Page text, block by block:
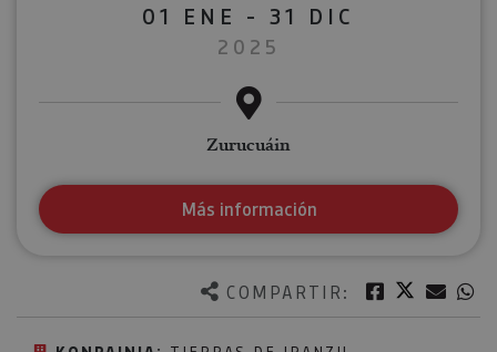
COMPARTIR: Facebook
Twitter
01 ENE - 31 DIC
2025
Zurucuáin
Más información